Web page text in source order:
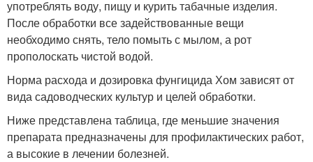
употреблять воду, пищу и курить табачные изделия.
После обработки все задействованные вещи
необходимо снять, тело помыть с мылом, а рот
прополоскать чистой водой.
Норма расхода и дозировка фунгицида Хом зависят от
вида садоводческих культур и целей обработки.
Ниже представлена таблица, где меньшие значения
препарата предназначены для профилактических работ,
а высокие в лечении болезней.